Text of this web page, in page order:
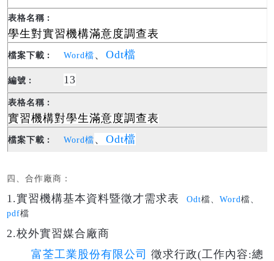
學生對實習機構滿意度調查表
Word檔 、 Odt檔
13
實習機構對學生滿意度調查表
Word檔 、 Odt檔
四、合作廠商：
1.實習機構基本資料暨徵才需求表Odt檔、Word檔、
pdf檔
2.校外實習媒合廠商
富荃工業股份有限公司 徵求行政(工作內容:總